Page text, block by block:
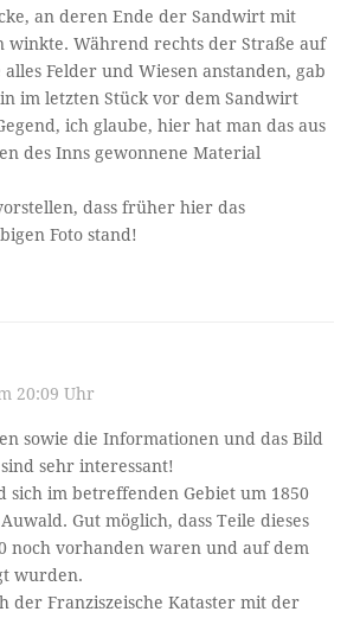
an deren Ende der Sandwirt mit
winkte. Während rechts der Straße auf
Felder und Wiesen anstanden, gab
im letzten Stück vor dem Sandwirt
ich glaube, hier hat man das aus
des Inns gewonnene Material
dass früher hier das
Foto stand!
20:09 Uhr
sowie die Informationen und das Bild
sehr interessant!
sich im betreffenden Gebiet um 1850
Gut möglich, dass Teile dieses
noch vorhanden waren und auf dem
wurden.
der Franziszeische Kataster mit der